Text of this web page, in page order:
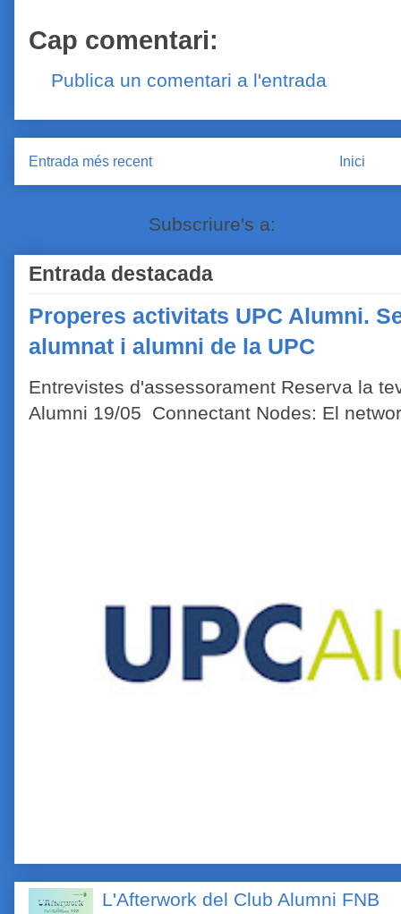
Cap comentari:
Publica un comentari a l'entrada
Entrada més recent Inici
Subscriure's a:
Entrada destacada
Properes activitats UPC Alumni.
alumnat i alumni de la UPC
Entrevistes d'assessorament Reserva la
Alumni 19/05 Connectant Nodes: El
L'Afterwork del Club Alumni FNB